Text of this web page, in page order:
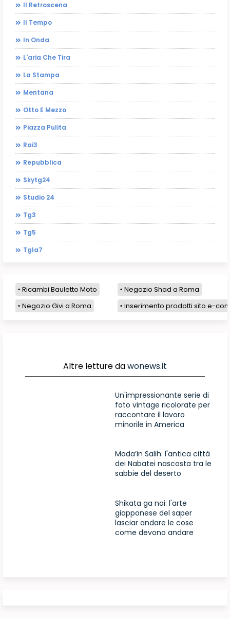
Il Retroscena
Il Tempo
In Onda
L'aria Che Tira
La Stampa
Mentana
Otto E Mezzo
Piazza Pulita
Rai3
Repubblica
Skytg24
Studio 24
Tg3
Tg5
Tgla7
Ricambi Bauletto Moto
Negozio Shad a Roma
Negozio Givi a Roma
Inserimento prodotti sito e-
Altre letture dawonews.it
Un'impressionante serie di
foto vintage ricolorate per
raccontare il lavoro
minorile in America
Mada’in Salih: l'antica città
dei Nabatei nascosta tra le
sabbie del deserto
Shikata ga nai: l'arte
giapponese del saper
lasciar andare le cose
come devono andare